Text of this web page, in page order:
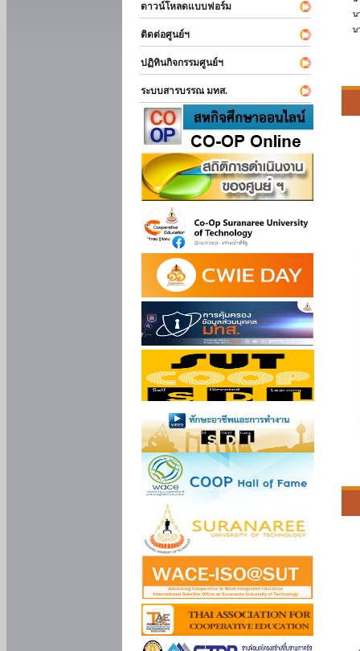
ดาวน์โหลดแบบฟอร์ม
ติดต่อศูนย์ฯ
ปฏิทินกิจกรรมศูนย์ฯ
ระบบสารบรรณ มทส.